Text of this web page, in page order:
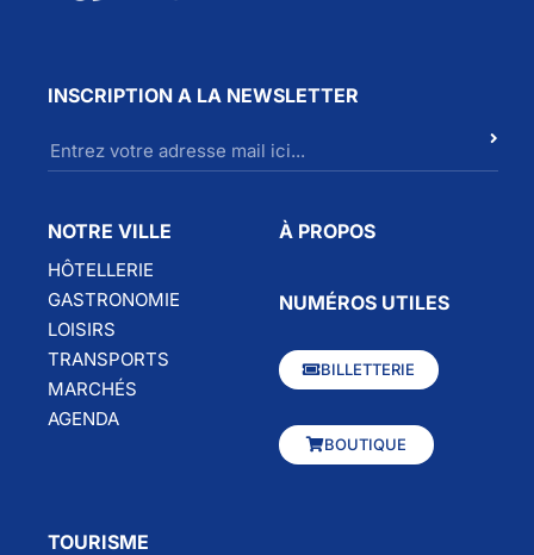
INSCRIPTION A LA NEWSLETTER
NOTRE VILLE
HÔTELLERIE
GASTRONOMIE
LOISIRS
TRANSPORTS
MARCHÉS
AGENDA
À PROPOS
NUMÉROS UTILES
BILLETTERIE
BOUTIQUE
TOURISME